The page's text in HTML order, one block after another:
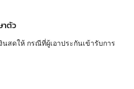
าตัว
นสดให้ กรณีที่ผู้เอาประกันเข้ารับการ